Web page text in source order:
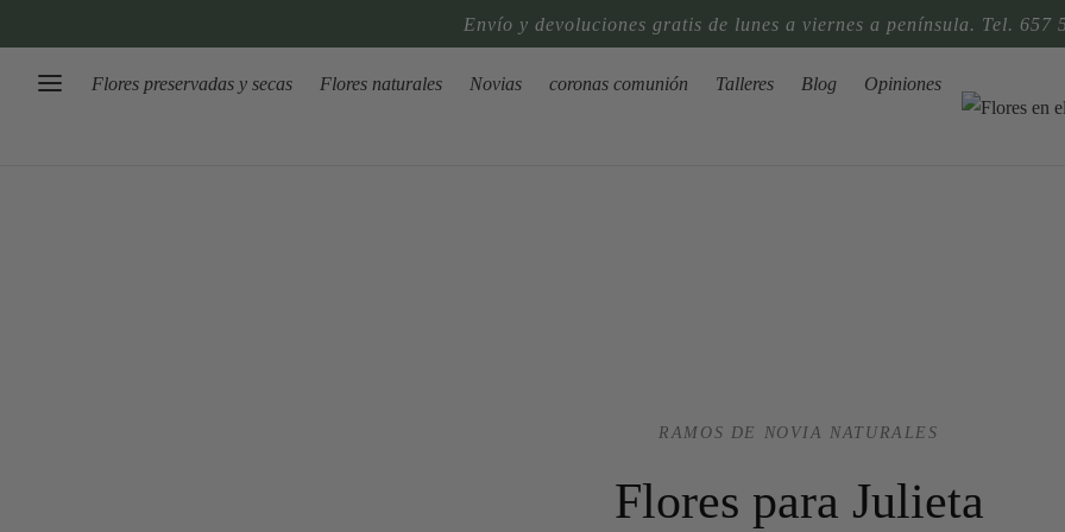
Envío y devoluciones gratis de lunes a viernes a península. Tel. 657
Flores preservadas y secas Flores naturales Novias coronas comunión Talleres Blog Opiniones
RAMOS DE NOVIA NATURALES
Flores para Julieta